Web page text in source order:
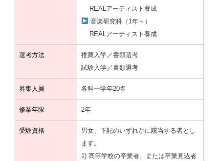
REALアーティスト養成
音楽研究科（1年～）
REALアーティスト養成
選考方法
推薦入学／書類選考
試験入学／書類選考
募集人員 各科一学年20名
修業年限 2年
受験資格
男女、下記のいずれかに該当する者とし
ます。
1) 高等学校の卒業者、または卒業見込者